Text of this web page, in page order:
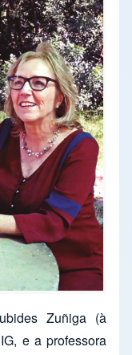
Zuñiga (à
e a professora